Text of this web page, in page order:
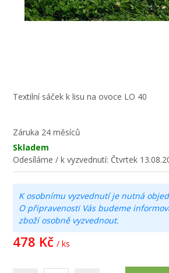
Textilní sáček k lisu na ovoce LO 40
Záruka 24 měsíců
Skladem
Odesíláme / k vyzvednutí: Čtvrtek
K osobnímu vyzvednutí je nutná
O připravenosti Vás budeme
zboží osobně vyzvednout.
478 Kč / ks